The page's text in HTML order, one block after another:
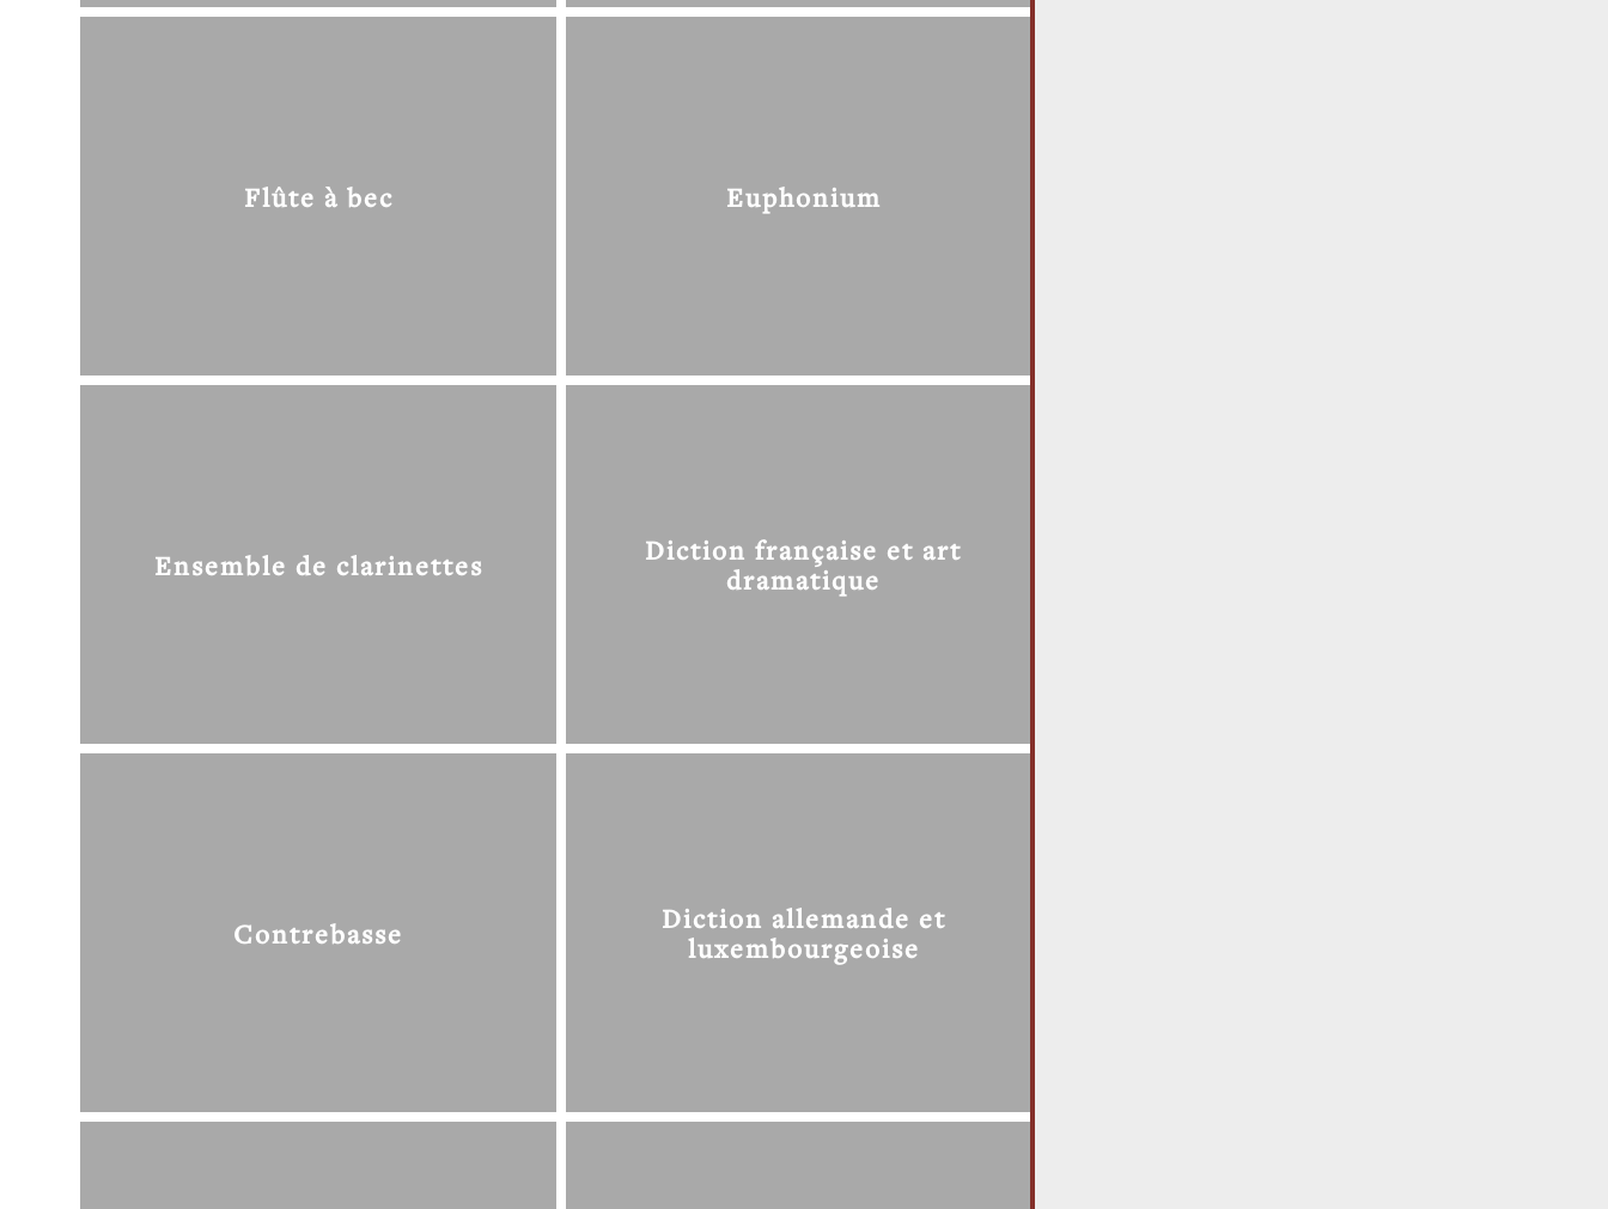
Flûte à bec Euphonium
Ensemble de clarinettes
Diction française et art
dramatique
Contrebasse
Diction allemande et
luxembourgeoise